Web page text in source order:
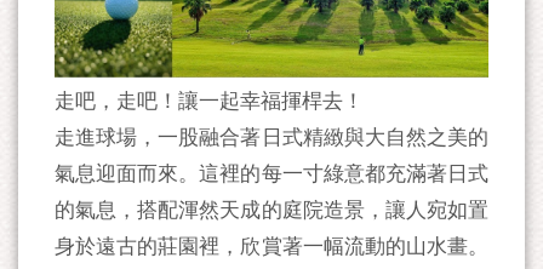
走吧，走吧！讓一起幸福揮桿去！
走進球場，一股融合著日式精緻與大自然之美的
氣息迎面而來。這裡的每一寸綠意都充滿著日式
的氣息，搭配渾然天成的庭院造景，讓人宛如置
身於遠古的莊園裡，欣賞著一幅流動的山水畫。